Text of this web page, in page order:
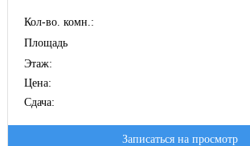
Кол-во. комн.:
Площадь
Этаж:
Цена:
Сдача:
Записаться на просмотр